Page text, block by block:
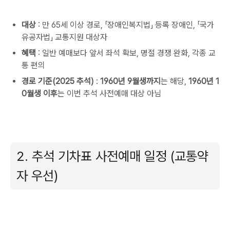
대상 : 만 65세 이상 경로, 「장애인복지법」 등록 장애인, 「국가
유공자법」 교통지원 대상자
혜택 : 일반 예매보다 앞서 좌석 확보, 명절 경쟁 완화, 각종 교
통 편의
경로 기준(2025 추석) : 1960년 9월생까지 는 해당, 1960년 1
0월생 이후는 이번 추석 사전예매 대상 아님
2. 추석 기차표 사전예매 일정 (교통약
자 우선)